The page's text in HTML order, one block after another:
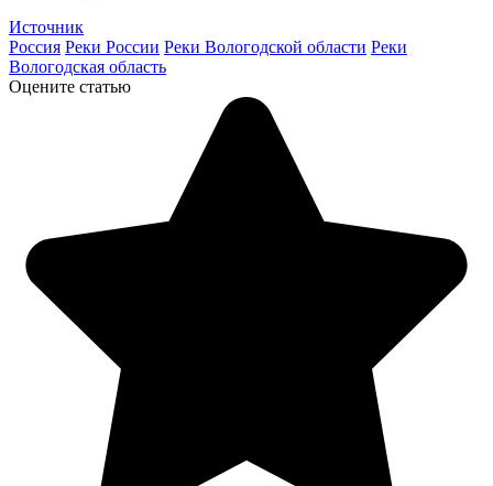
Источник
Россия Реки России Реки Вологодской области Реки
Вологодская область
Оцените статью